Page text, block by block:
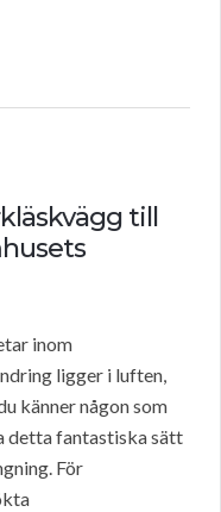
till
inom
ligger i luften,
känner någon som
detta fantastiska sätt
För